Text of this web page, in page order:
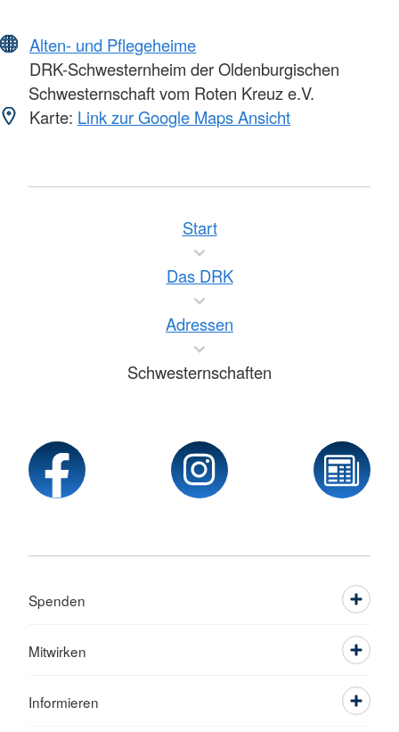
Alten- und Pflegeheime
DRK-Schwesternheim der Oldenburgischen
Schwesternschaft vom Roten Kreuz e.V.
Karte: Link zur Google Maps Ansicht
Start
Das DRK
Adressen
Schwesternschaften
Spenden
Mitwirken
Informieren